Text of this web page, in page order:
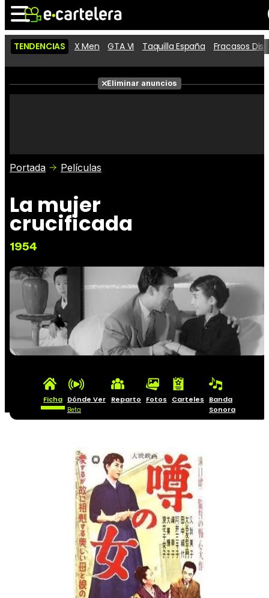
Noticias Cartelera
Películas
Críticas
TENDENCIAS X Men GTA VI Taquilla España Fracasos
Eliminar anuncios
Portada Películas
La mujer
crucificada
1954
Ficha Dónde Ver
Beta
Reparto Fotos Carteles
Banda
Sonora